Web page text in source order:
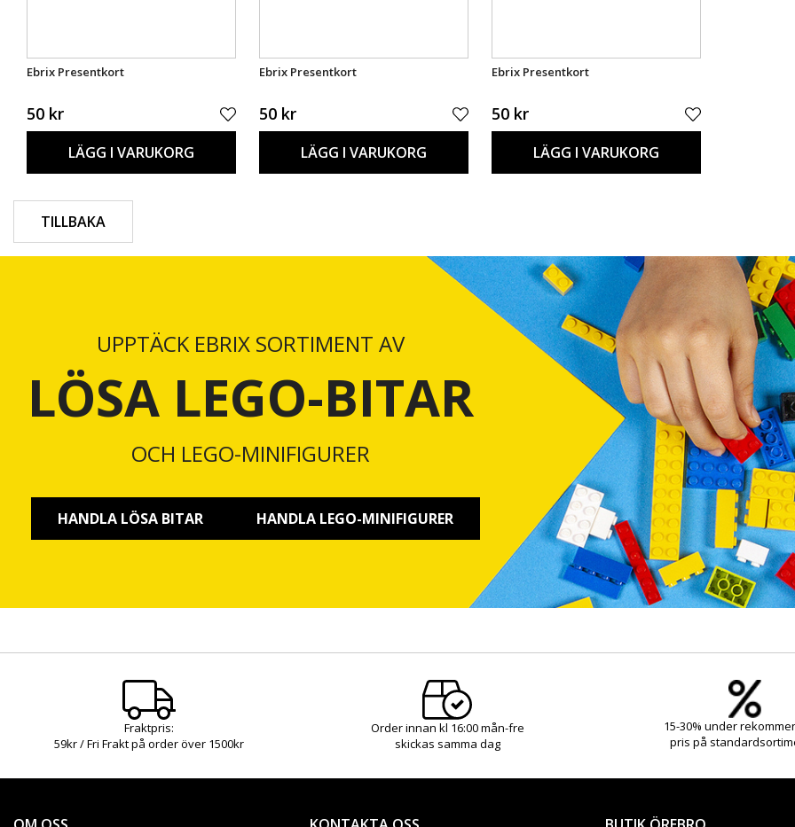
Ebrix Presentkort
50 kr
LÄGG I VARUKORG
Ebrix Presentkort
50 kr
LÄGG I VARUKORG
Ebrix Presentkort
50 kr
LÄGG I VARUKORG
TILLBAKA
UPPTÄCK EBRIX SORTIMENT AV
LÖSA LEGO-BITAR
OCH LEGO-MINIFIGURER
HANDLA LÖSA BITAR HANDLA LEGO-MINIFIGURER
Fraktpris:
59kr / Fri Frakt på order över 1500kr
Order innan kl 16:00 mån-fre
skickas samma dag
15-30% under
pris på